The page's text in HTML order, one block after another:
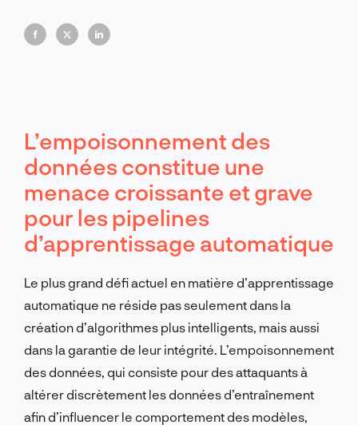
toute compromission silencieuse et à long terme.
L’empoisonnement des
données constitue une
menace croissante et grave
pour les pipelines
d’apprentissage automatique
Le plus grand défi actuel en matière d’apprentissage
automatique ne réside pas seulement dans la
création d’algorithmes plus intelligents, mais aussi
dans la garantie de leur intégrité. L’empoisonnement
des données, qui consiste pour des attaquants à
altérer discrètement les données d’entraînement
afin d’influencer le comportement des modèles,